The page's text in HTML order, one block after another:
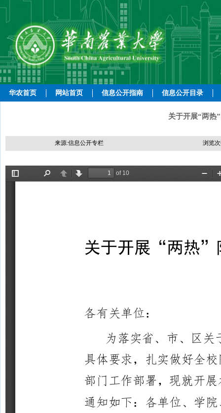
华农首页 网站首页 信息公开指南 信息公开目录
关于开展“两热
来源:信息公开专栏 浏览